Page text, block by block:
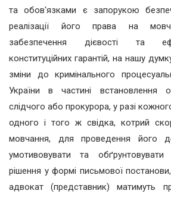
та обов'язками є запорукою
реалізації його права на
забезпечення дієвості та
конституційних гарантій, на нашу
зміни до кримінального
України в частині встановлення
слідчого або прокурора, у разі
одного і того ж свідка, котрий
мовчання, для проведення його
умотивовувати та
рішення у формі письмової
адвокат (представник) матимуть